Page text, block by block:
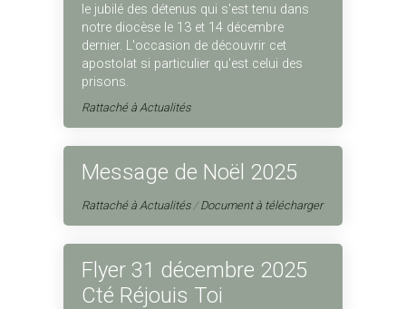
le jubilé des détenus qui s'est tenu dans
notre diocèse le 13 et 14 décembre
dernier. L'occasion de découvrir cet
apostolat si particulier qu'est celui des
prisons.
Rattaché à Actualités
Message de Noël 2025
Rattaché à Actualités /Document à télécharger
Flyer 31 décembre 2025
Cté Réjouis Toi